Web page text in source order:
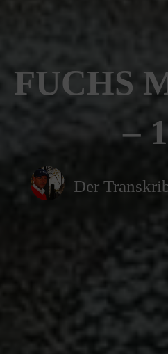
FUCHS
–
Der